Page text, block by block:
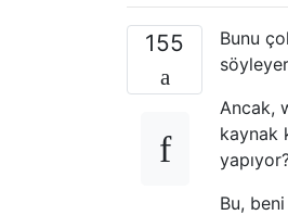
155
Bunu
Ancak,
kaynak
Bu,